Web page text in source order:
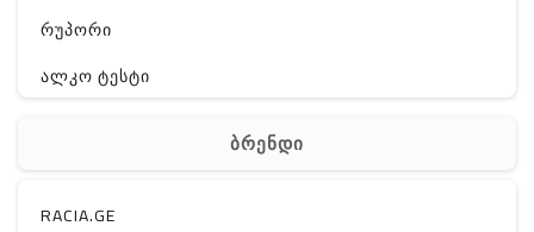
რუპორი
ალკო ტესტი
ელ. მოწყობილობები
ბრენდი
RACIA.GE